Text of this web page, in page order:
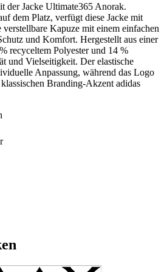
der Jacke Ultimate365 Anorak.
dem Platz, verfügt diese Jacke mit
verstellbare Kapuze mit einem einfachen
und Komfort. Hergestellt aus einer
recyceltem Polyester und 14 %
und Vielseitigkeit. Der elastische
Anpassung, während das Logo
Branding-Akzent adidas